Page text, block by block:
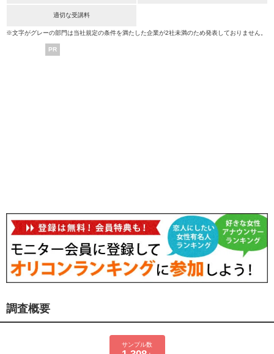
適切な受講料
※文字がグレーの部門は当社規定の条件を満たした企業が2社未満のため発表しておりません。
PR
調査概要
サンプル数